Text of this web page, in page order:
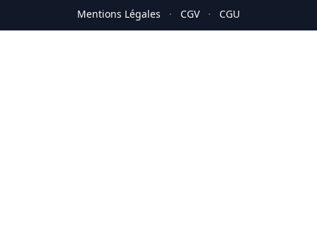
Mentions Légales · CGV · CGU